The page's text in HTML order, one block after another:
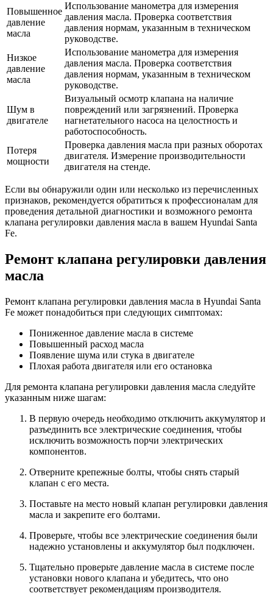
Повышенное
давление
масла
Использование манометра для измерения
давления масла. Проверка соответствия
давления нормам, указанным в техническом
руководстве.
Низкое
давление
масла
Использование манометра для измерения
давления масла. Проверка соответствия
давления нормам, указанным в техническом
руководстве.
Шум в
двигателе
Визуальный осмотр клапана на наличие
повреждений или загрязнений. Проверка
нагнетательного насоса на целостность и
работоспособность.
Потеря
мощности
Проверка давления масла при разных оборотах
двигателя. Измерение производительности
двигателя на стенде.
Если вы обнаружили один или несколько из перечисленных
признаков, рекомендуется обратиться к профессионалам для
проведения детальной диагностики и возможного ремонта
клапана регулировки давления масла в вашем Hyundai Santa
Fe.
Ремонт клапана регулировки давления
масла
Ремонт клапана регулировки давления масла в Hyundai Santa
Fe может понадобиться при следующих симптомах:
Пониженное давление масла в системе
Повышенный расход масла
Появление шума или стука в двигателе
Плохая работа двигателя или его остановка
Для ремонта клапана регулировки давления масла следуйте
указанным ниже шагам:
В первую очередь необходимо отключить аккумулятор и
разъединить все электрические соединения, чтобы
исключить возможность порчи электрических
компонентов.
Отверните крепежные болты, чтобы снять старый
клапан с его места.
Поставьте на место новый клапан регулировки давления
масла и закрепите его болтами.
Проверьте, чтобы все электрические соединения были
надежно установлены и аккумулятор был подключен.
Тщательно проверьте давление масла в системе после
установки нового клапана и убедитесь, что оно
соответствует рекомендациям производителя.